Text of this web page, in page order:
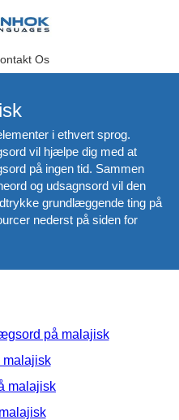
Os
i ethvert sprog.
vil hjælpe dig med at
på ingen tid. Sammen
og udsagnsord vil den
grundlæggende ting på
nederst på siden for
på malajisk
malajisk
malajisk